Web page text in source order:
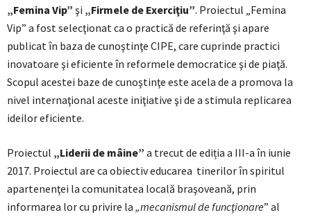
„Femina Vip” şi „Firmele de Exerciţiu”. Proiectul „Femina
Vip” a fost selecţionat ca o practică de referinţă şi apare
publicat în baza de cunoştinţe CIPE, care cuprinde practici
inovatoare şi eficiente în reformele democratice şi de piaţă.
Scopul acestei baze de cunoştinţe este acela de a promova la
nivel internaţional aceste iniţiative şi de a stimula replicarea
ideilor eficiente.
Proiectul „Liderii de mâine” a trecut de ediția a III-a în iunie
2017. Proiectul are ca obiectiv educarea tinerilor în spiritul
apartenenţei la comunitatea locală braşoveană, prin
informarea lor cu privire la „mecanismul de funcţionare” al